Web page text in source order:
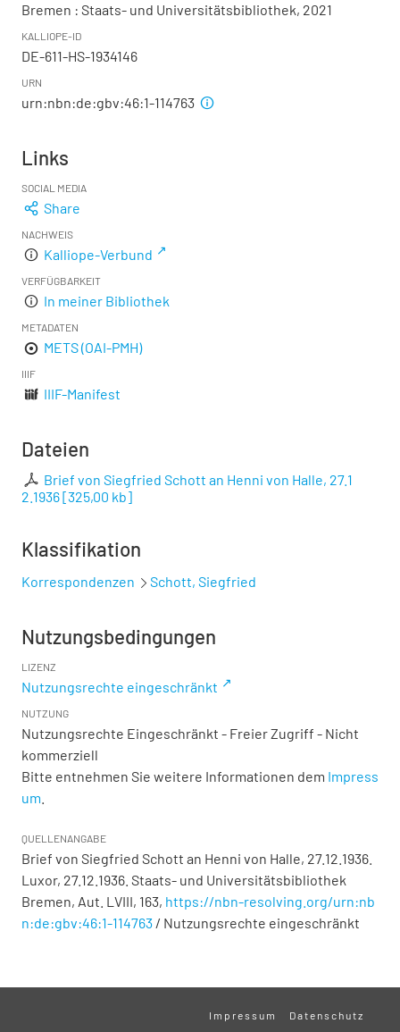
Bremen : Staats- und Universitätsbibliothek, 2021
KALLIOPE-ID
DE-611-HS-1934146
URN
urn:nbn:de:gbv:46:1-114763
Links
SOCIAL MEDIA
Share
NACHWEIS
Kalliope-Verbund
VERFÜGBARKEIT
In meiner Bibliothek
METADATEN
METS (OAI-PMH)
IIIF
IIIF-Manifest
Dateien
Brief von Siegfried Schott an Henni von Halle, 27.1
2.1936[325,00 kb]
Klassifikation
Korrespondenzen Schott, Siegfried
Nutzungsbedingungen
LIZENZ
Nutzungsrechte eingeschränkt
NUTZUNG
Nutzungsrechte Eingeschränkt - Freier Zugriff - Nicht
kommerziell
Bitte entnehmen Sie weitere Informationen dem Impress
um
QUELLENANGABE
Brief von Siegfried Schott an Henni von Halle, 27.12.1936.
Luxor, 27.12.1936. Staats- und Universitätsbibliothek
Bremen, Aut. LVIII, 163, https://nbn-resolving.org/urn:nb
n:de:gbv:46:1-114763 / Nutzungsrechte eingeschränkt
Impressum Datenschutz